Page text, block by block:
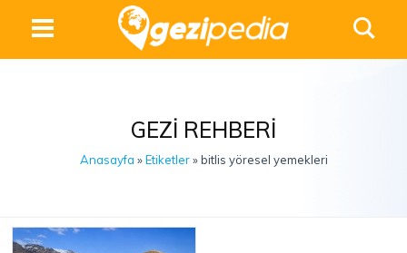
GEZI REHBERI
Anasayfa »Etiketler» bitlis yöresel yemekleri